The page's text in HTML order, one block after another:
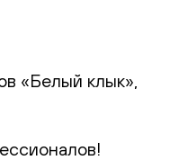
«Белый клык»,